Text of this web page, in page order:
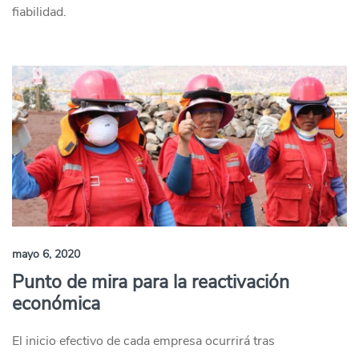
fiabilidad.
mayo 6, 2020
Punto de mira para la reactivación
económica
El inicio efectivo de cada empresa ocurrirá tras